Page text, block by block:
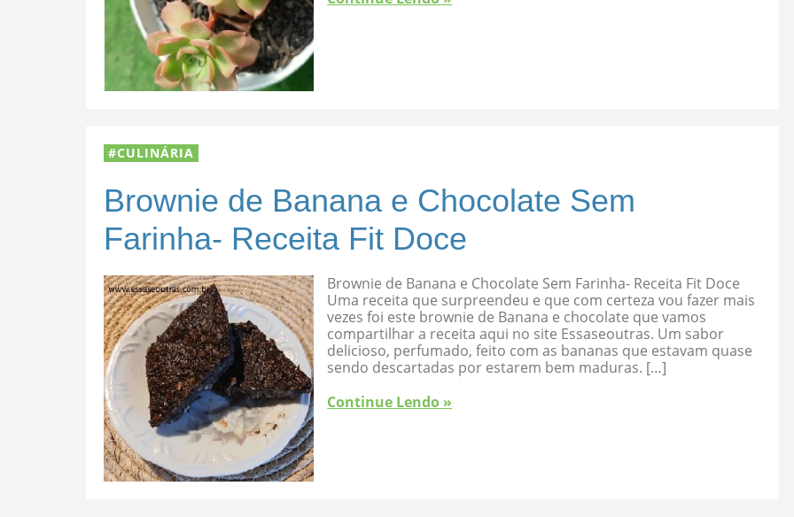
CULINÁRIA
Brownie de Banana e Chocolate Sem
Farinha- Receita Fit Doce
Brownie de Banana e Chocolate Sem Farinha- Receita Fit Doce
Uma receita que surpreendeu e que com certeza vou fazer mais
vezes foi este brownie de Banana e chocolate que vamos
compartilhar a receita aqui no site Essaseoutras. Um sabor
delicioso, perfumado, feito com as bananas que estavam quase
sendo descartadas por estarem bem maduras. […]
Continue Lendo »